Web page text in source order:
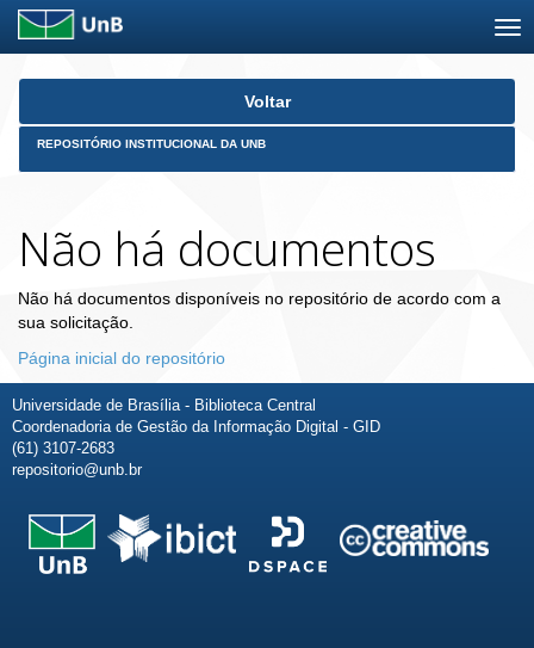
Skip
Voltar
REPOSITÓRIO INSTITUCIONAL DA UNB
Não há documentos
Não há documentos disponíveis no repositório de acordo com a
sua solicitação.
Página inicial do repositório
Universidade de Brasília - Biblioteca Central
Coordenadoria de Gestão da Informação Digital - GID
(61) 3107-2683
repositorio@unb.br